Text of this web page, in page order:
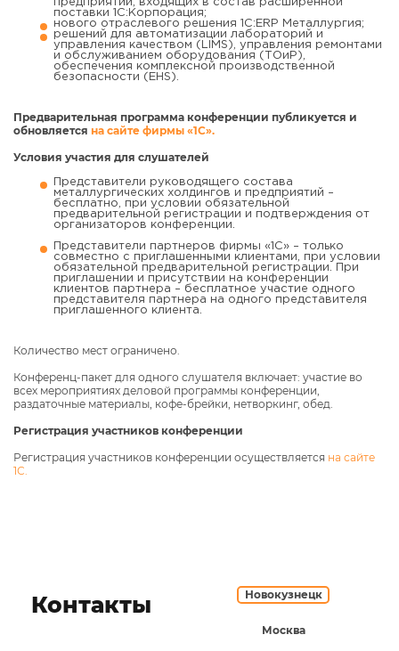
предприятий, входящих в состав расширенной
поставки 1С:Корпорация;
нового отраслевого решения 1С:ERP Металлургия;
решений для автоматизации лабораторий и
управления качеством (LIMS), управления ремонтами
и обслуживанием оборудования (ТОиР),
обеспечения комплексной производственной
безопасности (EHS).
Предварительная программа конференции публикуется и
обновляется на сайте фирмы «1С».
Условия участия для слушателей
Представители руководящего состава
металлургических холдингов и предприятий –
бесплатно, при условии обязательной
предварительной регистрации и подтверждения от
организаторов конференции.
Представители партнеров фирмы «1С» – только
совместно с приглашенными клиентами, при условии
обязательной предварительной регистрации. При
приглашении и присутствии на конференции
клиентов партнера – бесплатное участие одного
представителя партнера на одного представителя
приглашенного клиента.
Количество мест ограничено.
Конференц-пакет для одного слушателя включает: участие во
всех мероприятиях деловой программы конференции,
раздаточные материалы, кофе-брейки, нетворкинг, обед.
Регистрация участников конференции
Регистрация участников конференции осуществляется на сайте
1С.
Контакты Новокузнецк
Москва